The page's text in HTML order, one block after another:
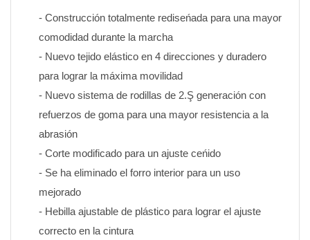
- Construcción totalmente rediseńada para una mayor
comodidad durante la marcha
- Nuevo tejido elástico en 4 direcciones y duradero
para lograr la máxima movilidad
- Nuevo sistema de rodillas de 2.Ş generación con
refuerzos de goma para una mayor resistencia a la
abrasión
- Corte modificado para un ajuste ceńido
- Se ha eliminado el forro interior para un uso
mejorado
- Hebilla ajustable de plástico para lograr el ajuste
correcto en la cintura